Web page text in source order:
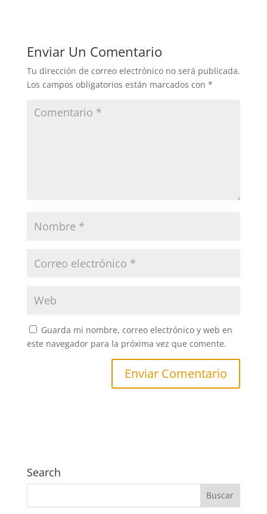
Enviar Un Comentario
Tu dirección de correo electrónico no será publicada.
Los campos obligatorios están marcados con *
Guarda mi nombre, correo electrónico y web en
este navegador para la próxima vez que comente.
Search